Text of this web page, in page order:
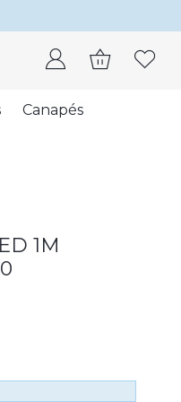
Canapés
1M